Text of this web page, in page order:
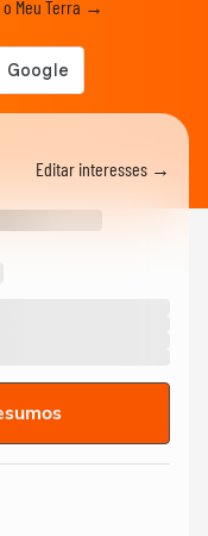
o Meu Terra →
Editar interesses →